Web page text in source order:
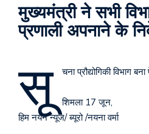
मुख्यमंत्री ने सभी
प्रणाली अपनाने के
सू चना प्रौद्योगिकी विभाग
शिमला 17 जून,
हिम नयन न्यूज/ ब्यूरो /नयना वर्मा